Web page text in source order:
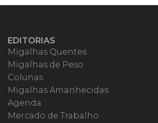
EDITORIAS
Migalhas Quentes
Migalhas de Peso
Colunas
Migalhas Amanhecidas
Agenda
Mercado de Trabalho